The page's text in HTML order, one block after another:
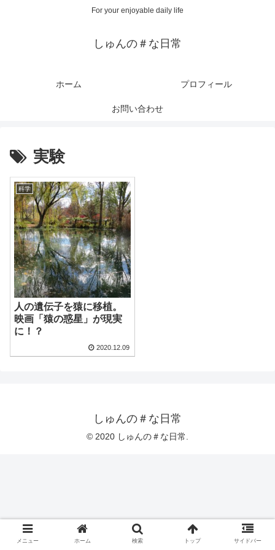
For your enjoyable daily life
しゅんの＃な日常
ホーム プロフィール
お問い合わせ
実験
科学
人の遺伝子を猿に移植。
映画「猿の惑星」が現実
に！？
2020.12.09
しゅんの＃な日常
© 2020 しゅんの＃な日常.
メニュー ホーム 検索 トップ サイドバー